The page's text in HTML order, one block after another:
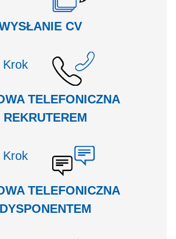
CV
Krok
TELEFONICZNA
REKRUTEREM
Krok
TELEFONICZNA